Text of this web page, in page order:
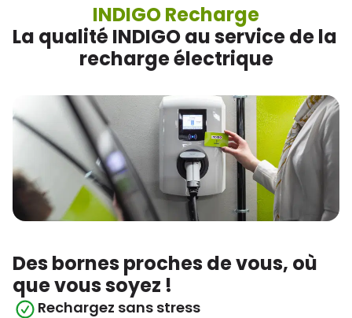
INDIGO Recharge
La qualité INDIGO au service de la
recharge électrique
Des bornes proches de vous, où
que vous soyez !
Rechargez sans stress